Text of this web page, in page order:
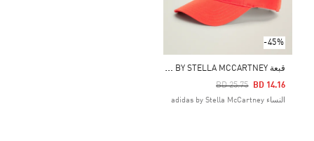
-45%
ق
بعة ADIDAS BY STELLA MCCARTNEY
Price Reduced From
BD 25.75
To BD 14.16
النساء adidas by Stella McCartney